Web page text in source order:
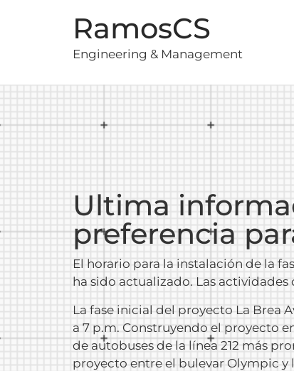
RamosCS
Engineering & Management
Ultima
preferencia
El horario para la instalación de la
ha sido actualizado. Las
La fase inicial del proyecto La Brea
a 7 p.m. Construyendo el proyecto
de autobuses de la línea 212 más
proyecto entre el bulevar Olympic y